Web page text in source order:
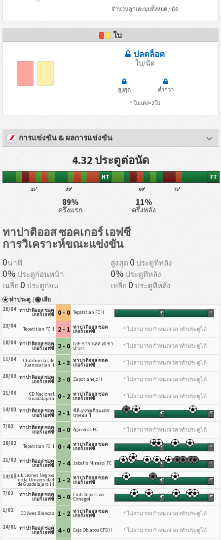
จำนวนลูกเตะมุมทั้งหมด / นัด
ใบ
ปลดล็อค
ใบ/นัด
สูงสุด
ต่ำกว่า
* ใบแดง=2ใบ
การแข่งขัน & ผลการแข่งขัน
4.32 ประตูต่อนัด
15' 30'
HT
60' 75'
FT
89%
ครึ่งแรก
11%
ครึ่งหลัง
ทาปาติออส ซอคเกอร์ เอฟซี
การวิเคราะห์ขณะแข่งขัน
0นาที สูงสุด 0 ประตูทีหลัง
0% ประตูก่อนหน้า 0% ประตูทีหลัง
เฉลี่ย 0 ประตูก่อน เหลี่ย 0 ประตูทีหลัง
ทำประตู | เสีย
26/04 ทาปาติออส ซอค
เกอร์ เอฟซี 0 - 0 Tepatitlan FC II HT FT
23/04 Tepatitlan FC II 2 - 1 ทาปาติออส ซอค
เกอร์ เอฟซี
* ไม่สามารถกำหนดเวลาทำประตูได้
18/04 ทาปาติออส ซอค
เกอร์ เอฟซี 2 - 0 CdF ชาราเลส เด ชา
ปาลา
* ไม่สามารถกำหนดเวลาทำประตูได้
11/04
Club Gorilas de
Juanacatlan II 1 - 3 ทาปาติออส ซอค
เกอร์ เอฟซี
* ไม่สามารถกำหนดเวลาทำประตูได้
26/03 ทาปาติออส ซอค
เกอร์ เอฟซี 3 - 0 Zapotlanejo II
* ไม่สามารถกำหนดเวลาทำประตูได้
21/03
CD Nacional
Guadalajara 0 - 2 ทาปาติออส ซอค
เกอร์ เอฟซี
* ไม่สามารถกำหนดเวลาทำประตูได้
14/03 ทาปาติออส ซอค
เกอร์ เอฟซี 2 - 1 ซีดี เอสตูเดียนเตส
เทคอส II HT FT
7/03 ทาปาติออส ซอค
เกอร์ เอฟซี 8 - 0 Agaveros FC
* ไม่สามารถกำหนดเวลาทำประตูได้
28/02
Tepatitlan FC II 0 - 4 ทาปาติออส ซอค
เกอร์ เอฟซี HT FT
21/02 ทาปาติออส ซอค
เกอร์ เอฟซี 7 - 4 Jabalis Mirasol FC HT FT
14/02Club Leones Negros
de la Universidad
de Guadalajara III 1 - 2 ทาปาติออส ซอค
เกอร์ เอฟซี HT FT
7/02 ทาปาติออส ซอค
เกอร์ เอฟซี 5 - 0 Club Deportivo
Cimagol HT FT
1/02 CD Aves Blancas 1 - 2 ทาปาติออส ซอค
เกอร์ เอฟซี
* ไม่สามารถกำหนดเวลาทำประตูได้
24/01 ทาปาติออส ซอค
เกอร์ เอฟซี 4 - 0 Caja Oblatos CFD II
* ไม่สามารถกำหนดเวลาทำประตูได้